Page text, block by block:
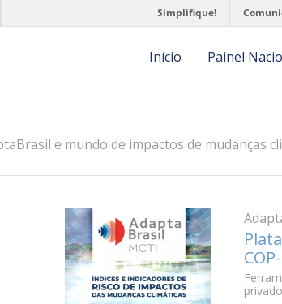
Simplifique!
navegação
Início Painel
e mundo de impactos de mudanças